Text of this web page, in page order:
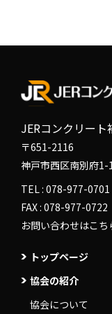
JERコンクリー
〒651-2116
神戸市西区南別府
TEL : 078-977-0701
FAX : 078-977-0722
お問い合わせはこち
トップページ
協会の紹介
協会について